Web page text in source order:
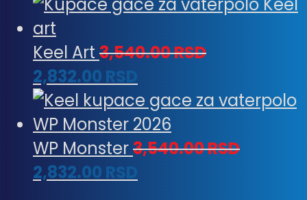
Keel Art 3,540.00RSD
2,832.00 RSD
WP Monster3,540.00RSD
2,832.00 RSD